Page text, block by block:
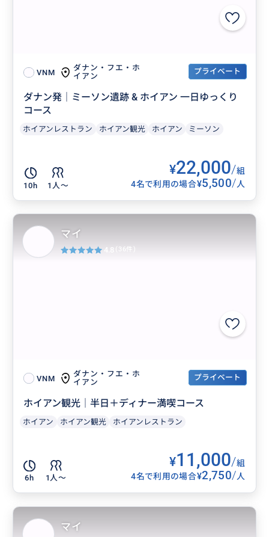
VNM
ダナン・フエ・ホ
イアン
プライベート
ダナン発｜ミーソン遺跡 & ホイアン 一日ゆっくり
コース
ホイアンレストラン ホイアン観光 ホイアン ミーソン
10h 1人〜
¥22,000/組
4名で利用の場合¥5,500/人
VNM
ダナン・フエ・ホ
イアン
プライベート
ホイアン観光｜半日＋ディナー満喫コース
ホイアン ホイアン観光 ホイアンレストラン
6h 1人〜
¥11,000/組
4名で利用の場合¥2,750/人
マイ
4.8 (36件)
マイ